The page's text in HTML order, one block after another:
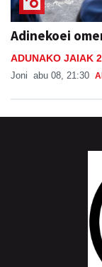
Adinekoei
ADUNAKO JAIAK
Joni abu 08, 21:30